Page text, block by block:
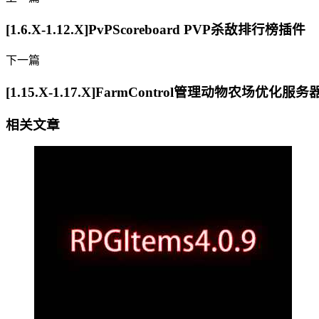
[1.6.X-1.12.X]PvPScoreboard PVP杀敌排行榜插件
下一篇
[1.15.X-1.17.X]FarmControl管理动物农场优化服务
相关文章